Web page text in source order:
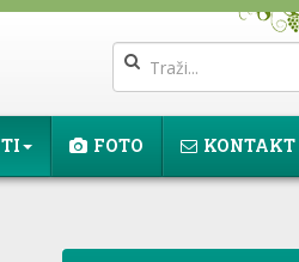
FOTO KONTAKT